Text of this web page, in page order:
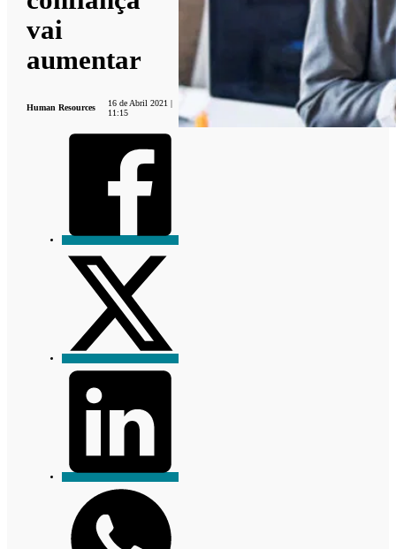
vai
aumentar
Human Resources
16 de Abril 2021 |
11:15